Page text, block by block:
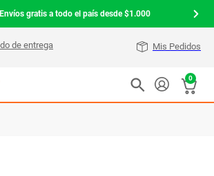
Envíos gratis a todo el país desde $1.000
Mis Pedidos
0